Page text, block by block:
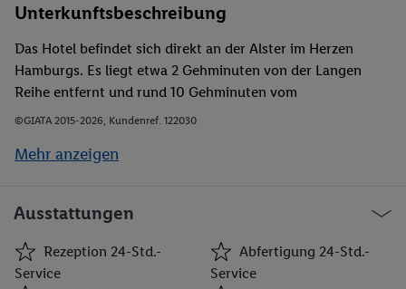
Unterkunftsbeschreibung
Das Hotel befindet sich direkt an der Alster im Herzen
Hamburgs. Es liegt etwa 2 Gehminuten von der Langen
Reihe entfernt und rund 10 Gehminuten vom
Hauptbahnhof Hamburg. Die Bushaltestelle Asklepios Klinik
schnelle Anbindung an die Altstadt von Hamburg.
©GIATA 2015-2026, Kundenref. 122030
Mehr anzeigen
Ausstattungen
Rezeption 24-Std.-
Service
Abfertigung 24-Std.-
Service